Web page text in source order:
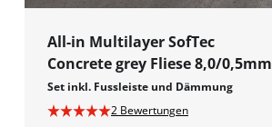
All-in Multilayer SofTec
Concrete grey Fliese 8,0/0,5mm
Set inkl. Fussleiste und Dämmung
2 Bewertungen